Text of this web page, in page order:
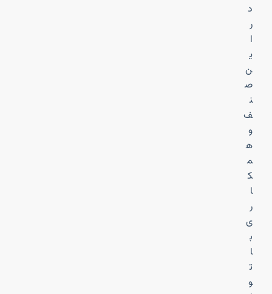
د
ر
ا
ی
ن
ص
ن
ف
و
ه
م
ک
ا
ر
ی
ب
ا
ت
و